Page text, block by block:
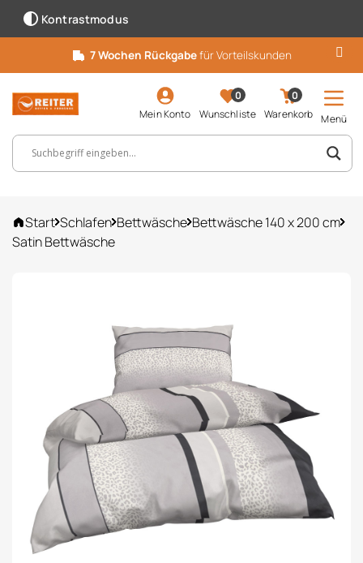
Kontrastmodus
7 Wochen Rückgabefür Vorteilskunden
Mein Konto
0
Wunschliste
0
Warenkorb
Menü
Suchbegriff, Artikelnummer ...
Start Schlafen Bettwäsche Bettwäsche 140 x 200 cm
Satin Bettwäsche